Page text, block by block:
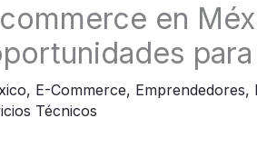
en
, E-Commerce, Emprendedores,
Técnicos